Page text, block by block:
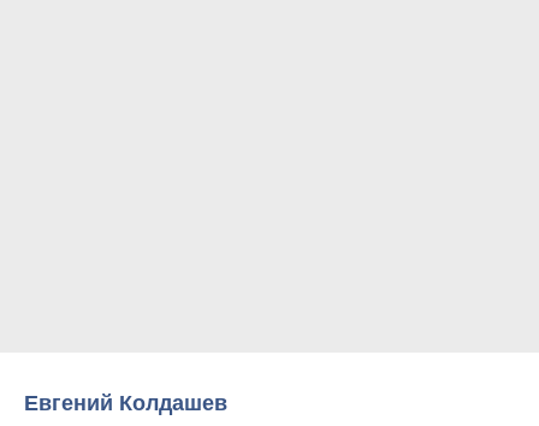
Евгений Колдашев